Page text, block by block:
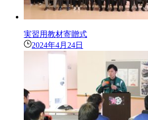
実習用教材寄贈式
2024年4月24日